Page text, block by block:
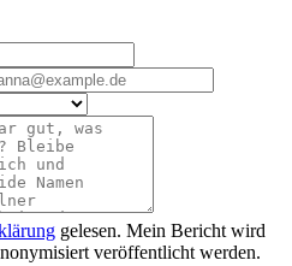
gelesen. Mein Bericht wird
veröffentlicht werden.